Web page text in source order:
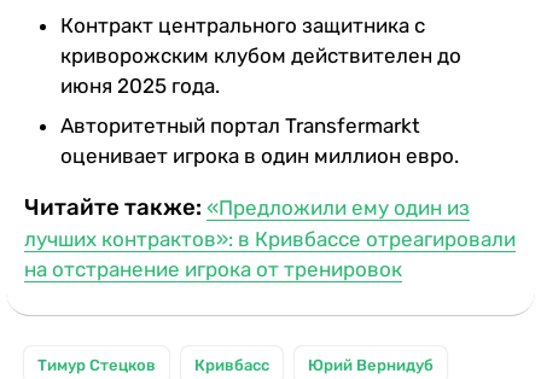
Контракт центрального защитника с
криворожским клубом действителен до
июня 2025 года.
Авторитетный портал Transfermarkt
оценивает игрока в один миллион евро.
Читайте также: «Предложили ему один из
лучших контрактов»: в Кривбассе отреагировали
на отстранение игрока от тренировок
Тимур Стецков Кривбасс Юрий Вернидуб